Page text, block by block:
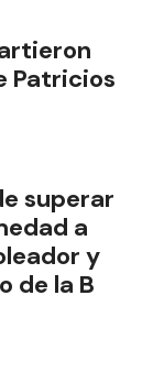
Patricios
superar
a
y
de la B